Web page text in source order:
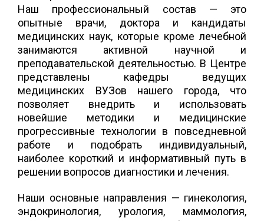
Наш профессиональный состав — это
опытные врачи, доктора и кандидаты
медицинских наук, которые кроме лечебной
занимаются активной научной и
преподавательской деятельностью. В Центре
представлены кафедры ведущих
медицинских ВУЗов нашего города, что
позволяет внедрить и использовать
новейшие методики и медицинские
прогрессивные технологии в повседневной
работе и подобрать индивидуальный,
наиболее короткий и информативный путь в
решении вопросов диагностики и лечения.
Наши основные направления — гинекология,
эндокринология, урология, маммология,